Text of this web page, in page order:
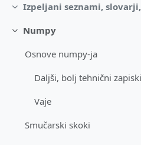
Skrči
SkrčiNumpy
Osnove numpy-ja
Vaje
Smučarski skoki